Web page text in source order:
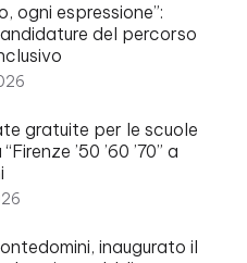
ogni espressione”:
del percorso
gratuite per le scuole
’50 ’60 ’70” a
inaugurato il